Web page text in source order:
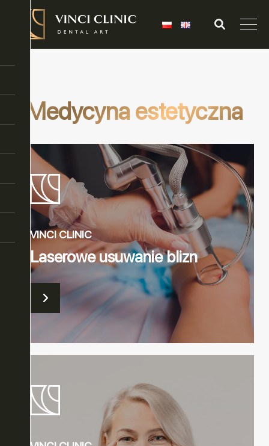
Medycyna estetyczna
VINCI CLINIC
Laserowe usuwanie blizn